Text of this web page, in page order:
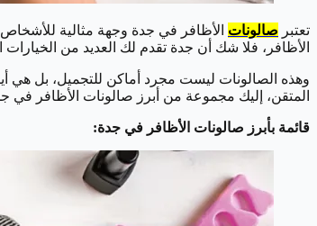
تعتبر صالونات الأظافر في جدة وجهة مثالية
الأظافر، فلا شك أن جدة تقدم لك العديد من الخيارات
وهذه الصالونات ليست مجرد أماكن للتجميل، بل هي
المتقن، إليك مجموعة من أبرز صالونات الأظافر في
قائمة بأبرز صالونات الأظافر في جدة: